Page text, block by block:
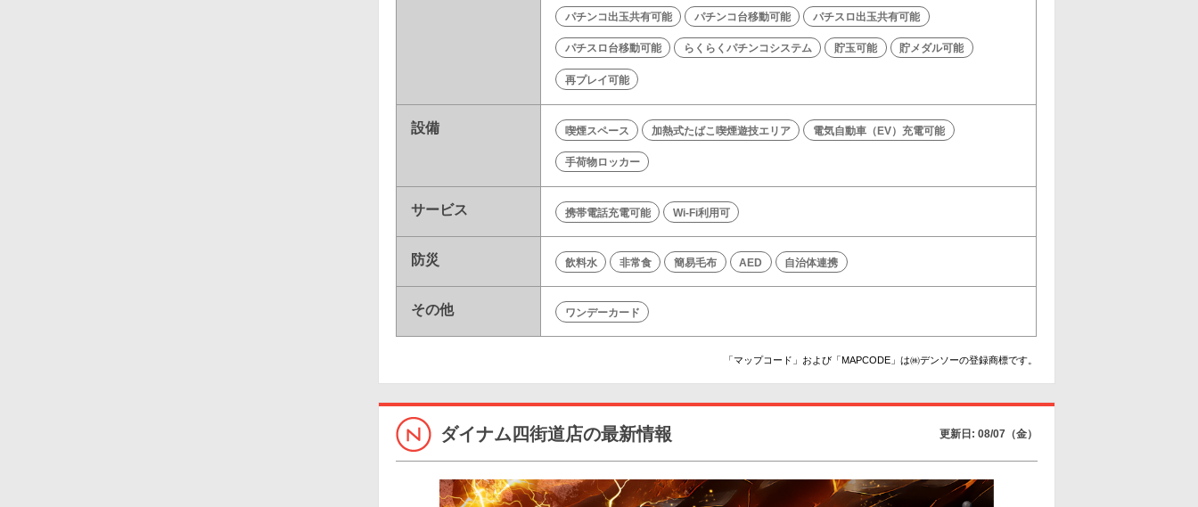
パチンコ出玉共有可能 パチンコ台移動可能 パチスロ出玉共有可能
パチスロ台移動可能 らくらくパチンコシステム 貯玉可能 貯メダル可能
再プレイ可能
設備 喫煙スペース 加熱式たばこ喫煙遊技エリア 電気自動車（EV）充電可能
手荷物ロッカー
サービス 携帯電話充電可能 Wi-Fi利用可
防災 飲料水 非常食 簡易毛布 AED 自治体連携
その他 ワンデーカード
「マップコード」および「MAPCODE」は㈱デンソーの登録商標です。
ダイナム四街道店の最新情報 更新日: 08/07（金）